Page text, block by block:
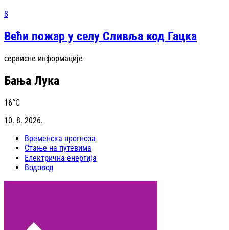
8
Већи пожар у селу Сливља код Гацка
сервисне информације
Бања Лука
16°C
10. 8. 2026.
Временска прогноза
Стање на путевима
Електрична енергија
Водовод